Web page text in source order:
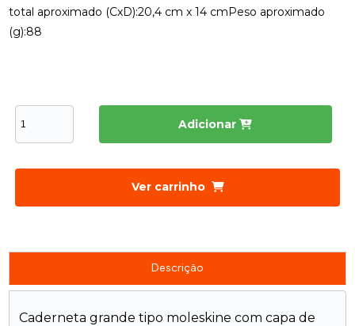
total aproximado (CxD):20,4 cm x 14 cmPeso aproximado
(g):88
Adicionar
Ver carrinho
Descrição
Caderneta grande tipo moleskine com capa de